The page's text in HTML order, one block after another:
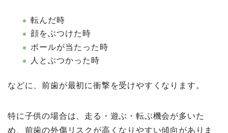
転んだ時
顔をぶつけた時
ボールが当たった時
人とぶつかった時
などに、前歯が最初に衝撃を受けやすくなります。
特に子供の場合は、走る・遊ぶ・転ぶ機会が多いた
め、前歯の外傷リスクが高くなりやすい傾向がありま